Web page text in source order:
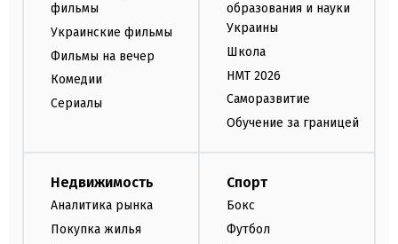
фильмы
Украинские фильмы
Фильмы на вечер
Комедии
Сериалы
образования и науки
Украины
Школа
НМТ 2026
Саморазвитие
Обучение за границей
Недвижимость
Аналитика рынка
Покупка жилья
Спорт
Бокс
Футбол